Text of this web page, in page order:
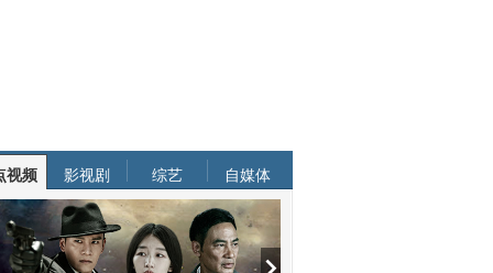
视频 影视剧 综艺 自媒体